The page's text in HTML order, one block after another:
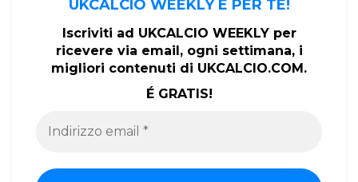
UKCALCIO WEEKLY É PER TE!
Iscriviti ad UKCALCIO WEEKLY per
ricevere via email, ogni settimana, i
migliori contenuti di UKCALCIO.COM.
É GRATIS!